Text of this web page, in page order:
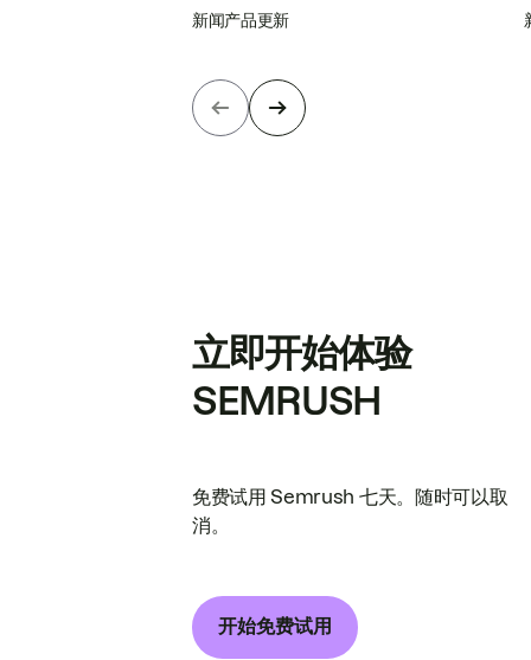
新闻产品更新
立即开始体验
SEMRUSH
免费试用 Semrush 七天。随时可以取
消。
开始免费试用